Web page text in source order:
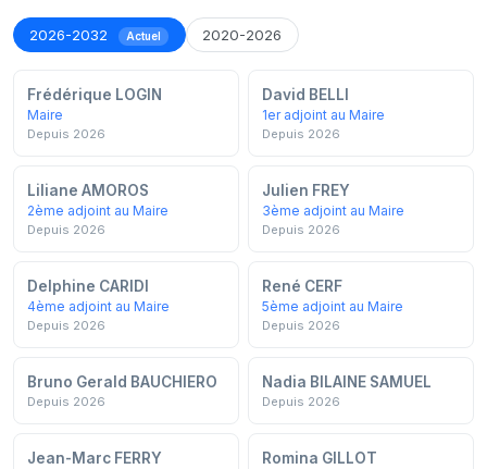
2026-2032 Actuel 2020-2026
Frédérique LOGIN
Maire
Depuis 2026
David BELLI
1er adjoint au Maire
Depuis 2026
Liliane AMOROS
2ème adjoint au Maire
Depuis 2026
Julien FREY
3ème adjoint au Maire
Depuis 2026
Delphine CARIDI
4ème adjoint au Maire
Depuis 2026
René CERF
5ème adjoint au Maire
Depuis 2026
Bruno Gerald BAUCHIERO
Depuis 2026
Nadia BILAINE SAMUEL
Depuis 2026
Jean-Marc FERRY Romina GILLOT